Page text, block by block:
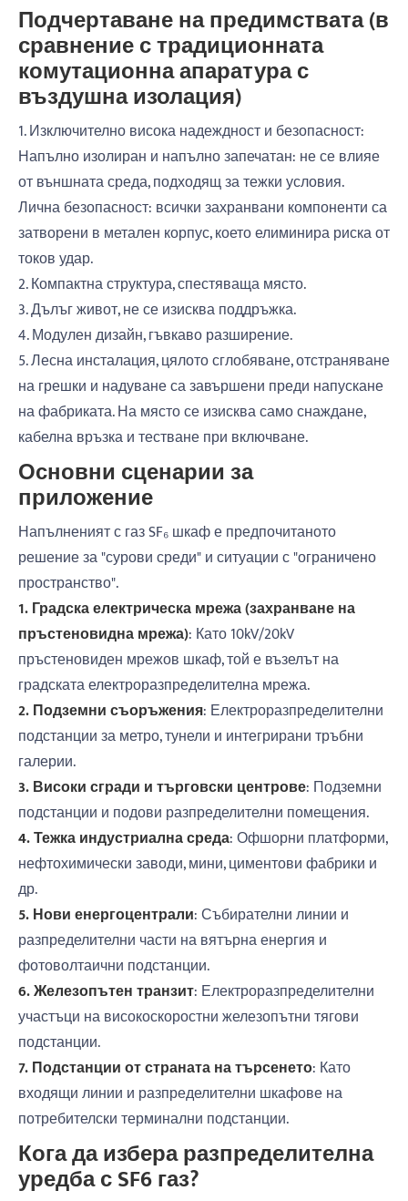
Подчертаване на предимствата (в
сравнение с традиционната
комутационна апаратура с
въздушна изолация)
1. Изключително висока надеждност и безопасност:
Напълно изолиран и напълно запечатан: не се влияе
от външната среда, подходящ за тежки условия.
Лична безопасност: всички захранвани компоненти са
затворени в метален корпус, което елиминира риска от
токов удар.
2. Компактна структура, спестяваща място.
3. Дълъг живот, не се изисква поддръжка.
4. Модулен дизайн, гъвкаво разширение.
5. Лесна инсталация, цялото сглобяване, отстраняване
на грешки и надуване са завършени преди напускане
на фабриката. На място се изисква само снаждане,
кабелна връзка и тестване при включване.
Основни сценарии за
приложение
Напълненият с газ SF₆ шкаф е предпочитаното
решение за "сурови среди" и ситуации с "ограничено
пространство".
1. Градска електрическа мрежа (захранване на
пръстеновидна мрежа): Като 10kV/20kV
пръстеновиден мрежов шкаф, той е възелът на
градската електроразпределителна мрежа.
2. Подземни съоръжения: Електроразпределителни
подстанции за метро, ​​тунели и интегрирани тръбни
галерии.
3. Високи сгради и търговски центрове: Подземни
подстанции и подови разпределителни помещения.
4. Тежка индустриална среда: Офшорни платформи,
нефтохимически заводи, мини, циментови фабрики и
др.
5. Нови енергоцентрали: Събирателни линии и
разпределителни части на вятърна енергия и
фотоволтаични подстанции.
6. Железопътен транзит: Електроразпределителни
участъци на високоскоростни железопътни тягови
подстанции.
7. Подстанции от страната на търсенето: Като
входящи линии и разпределителни шкафове на
потребителски терминални подстанции.
Кога да избера разпределителна
уредба с SF6 газ?